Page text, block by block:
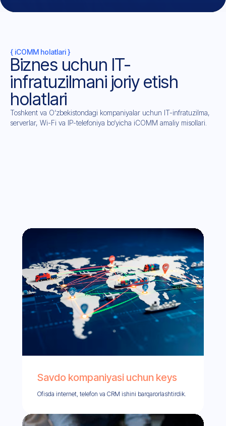
{ iCOMM holatlari }
Biznes uchun IT-
infratuzilmani joriy etish
holatlari
Toshkent va O‘zbekistondagi kompaniyalar uchun IT-infratuzilma,
serverlar, Wi-Fi va IP-telefoniya bo‘yicha iCOMM amaliy misollari.
Savdo kompaniyasi uchun keys
Ofisda internet, telefon va CRM ishini barqarorlashtirdik.